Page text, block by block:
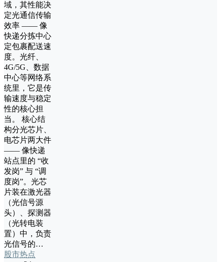
域，其性能决
定光通信传输
效率 —— 像
快递分拣中心
定包裹配送速
度。光纤、
4G/5G、数据
中心等网络系
统里，它是传
输速度与稳定
性的核心担
当。 核心结
构分光芯片、
电芯片两大件
—— 像快递
站点里的 “收
发岗” 与 “调
度岗”。光芯
片装在激光器
（光信号源
头）、探测器
（光转电装
置）中，负责
光信号的…
股市热点